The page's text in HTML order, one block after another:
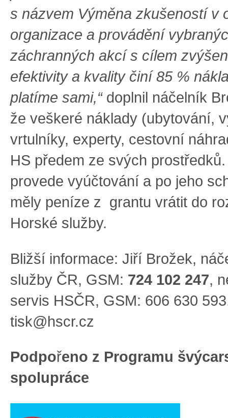
s názvem Výměna zkušeností v
organizace a provádění
záchranných akcí s cílem
efektivity a kvalityčiní 85 %
platíme sami,“ doplnil náčelník
že veškeré náklady (ubytování,
vrtulníky, experty, cestovní
HS předem ze svých
provede vyúčtování a po jeho
měly peníze z grantu vrátit do
Horské služby.
Bližší informace: Jiří Brožek,
služby ČR, GSM: 724 102 247,
servis HSČR, GSM: 606 630
tisk@hscr.cz
Podpořeno z Programu
spolupráce